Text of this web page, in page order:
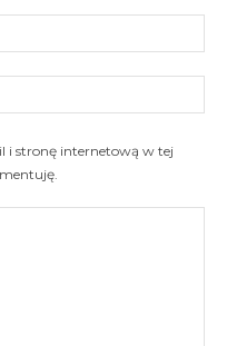
i stronę internetową w tej